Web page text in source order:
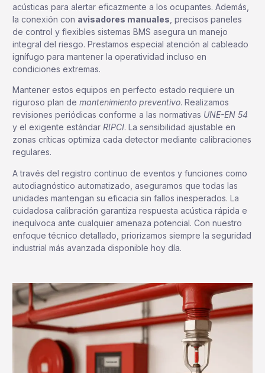
acústicas para alertar eficazmente a los ocupantes. Además,
la conexión con avisadores manuales , precisos paneles
de control y flexibles sistemas BMS asegura un manejo
integral del riesgo. Prestamos especial atención al cableado
ignífugo para mantener la operatividad incluso en
condiciones extremas.
Mantener estos equipos en perfecto estado requiere un
riguroso plan de mantenimiento preventivo. Realizamos
revisiones periódicas conforme a las normativas UNE-EN 54
y el exigente estándar RIPCI. La sensibilidad ajustable en
zonas críticas optimiza cada detector mediante calibraciones
regulares.
A través del registro continuo de eventos y funciones como
autodiagnóstico automatizado, aseguramos que todas las
unidades mantengan su eficacia sin fallos inesperados. La
cuidadosa calibración garantiza respuesta acústica rápida e
inequívoca ante cualquier amenaza potencial. Con nuestro
enfoque técnico detallado, priorizamos siempre la seguridad
industrial más avanzada disponible hoy día.